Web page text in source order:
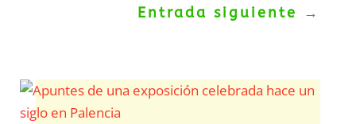
Entrada siguiente
→